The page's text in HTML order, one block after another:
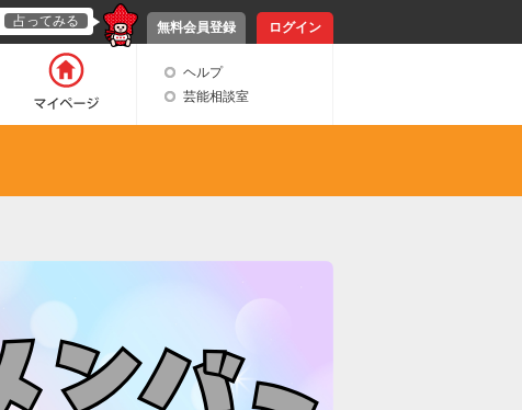
無料会員登録 ログイン
占ってみる
ヘルプ
芸能相談室